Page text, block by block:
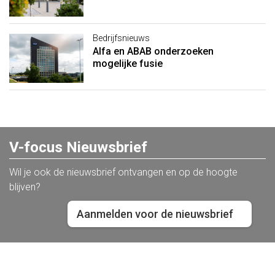
Bedrijfsnieuws
Alfa en ABAB onderzoeken
mogelijke fusie
V-focus Nieuwsbrief
Wil je ook de nieuwsbrief ontvangen en op de hoogte
blijven?
Aanmelden voor de nieuwsbrief